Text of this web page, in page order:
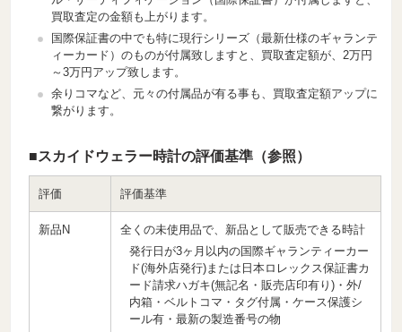
買取査定の金額も上がります。
国際保証書の中でも特に現行シリーズ（最新仕様のギャランテ
ィーカード）のものが付属致しますと、買取査定額が、2万円
～3万円アップ致します。
余りコマなど、元々の付属品が有る事も、買取査定額アップに
繋がります。
■スカイドウェラー時計の評価基準（参照）
評価 評価基準
新品N
全くの未使用品で、新品として販売できる時計
発行日が3ヶ月以内の国際ギャランティーカー
ド(海外店発行)または日本ロレックス保証書カ
ード請求ハガキ(無記名・販売店印有り)・外/
内箱・ベルトコマ・タグ付属・ケース保護シ
ール有・最新の製造番号の物